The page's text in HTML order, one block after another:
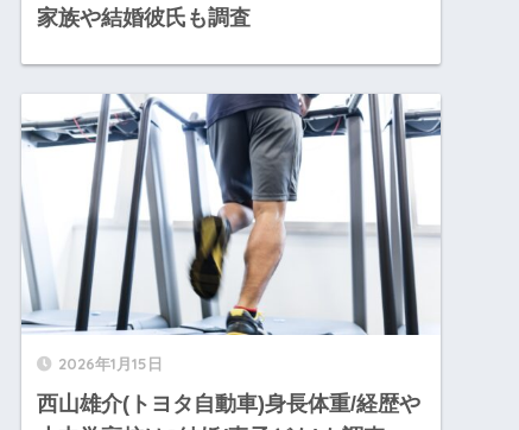
家族や結婚彼氏も調査
2026年1月15日
西山雄介(トヨタ自動車)身長体重/経歴や